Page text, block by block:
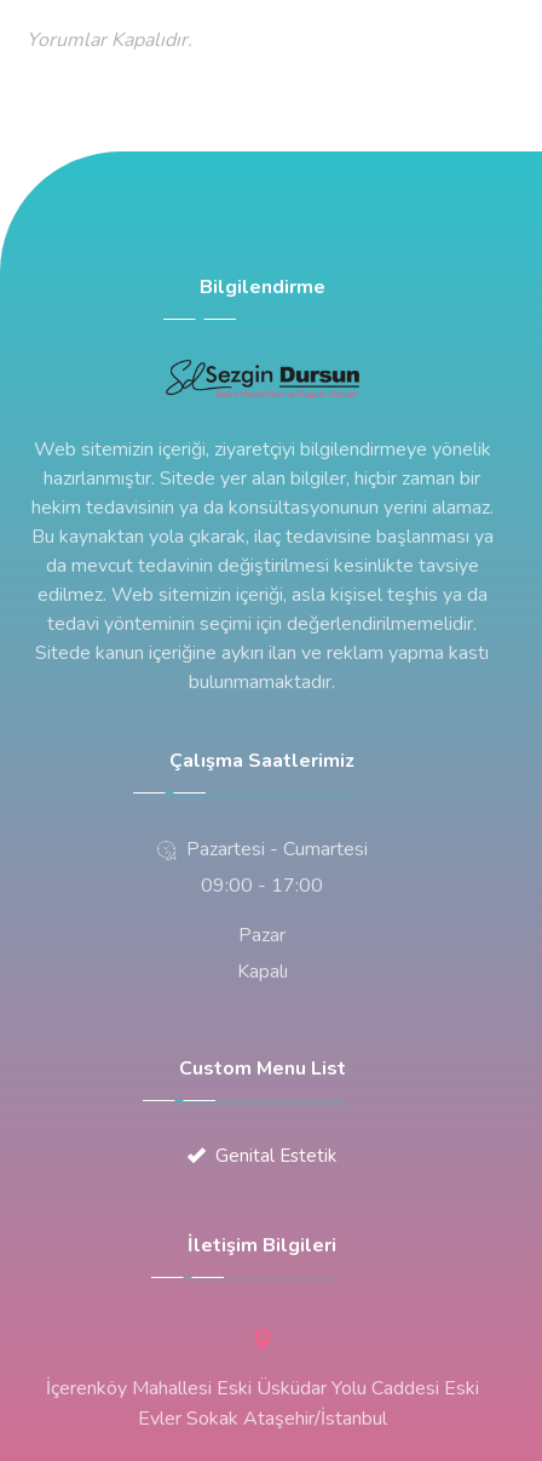
Yorumlar Kapalıdır.
Bilgilendirme
Web sitemizin içeriği, ziyaretçiyi bilgilendirmeye yönelik
hazırlanmıştır. Sitede yer alan bilgiler, hiçbir zaman bir
hekim tedavisinin ya da konsültasyonunun yerini alamaz.
Bu kaynaktan yola çıkarak, ilaç tedavisine başlanması ya
da mevcut tedavinin değiştirilmesi kesinlikte tavsiye
edilmez. Web sitemizin içeriği, asla kişisel teşhis ya da
tedavi yönteminin seçimi için değerlendirilmemelidir.
Sitede kanun içeriğine aykırı ilan ve reklam yapma kastı
bulunmamaktadır.
Çalışma Saatlerimiz
Pazartesi - Cumartesi
09:00 - 17:00
Pazar
Kapalı
Custom Menu List
Genital Estetik
İletişim Bilgileri
İçerenköy Mahallesi Eski Üsküdar Yolu Caddesi Eski
Evler Sokak Ataşehir/İstanbul